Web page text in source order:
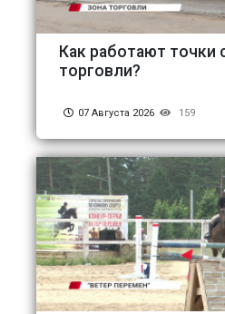
Как работают точки
торговли?
07 Августа 2026 159